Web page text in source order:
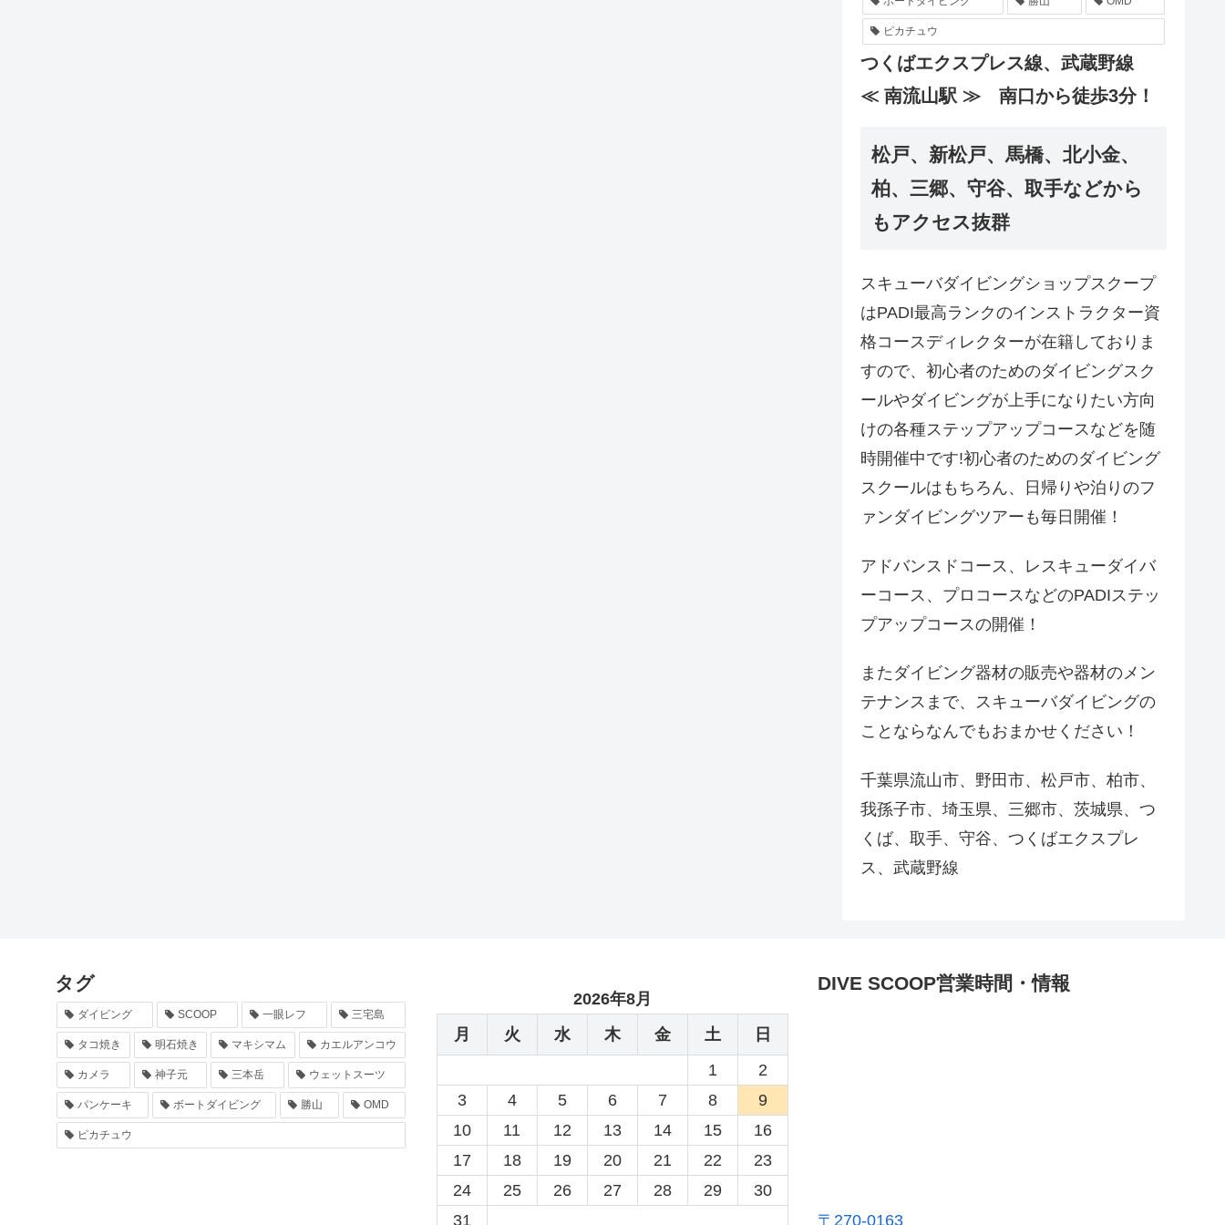
ピカチュウ
つくばエクスプレス線、武蔵野線
≪ 南流山駅 ≫ 南口から徒歩3分！
松戸、新松戸、馬橋、北小金、
柏、三郷、守谷、取手などから
もアクセス抜群
スキューバダイビングショップスクープ
はPADI最高ランクのインストラクター資
格コースディレクターが在籍しておりま
すので、初心者のためのダイビングスク
ールやダイビングが上手になりたい方向
けの各種ステップアップコースなどを随
時開催中です!初心者のためのダイビング
スクールはもちろん、日帰りや泊りのフ
ァンダイビングツアーも毎日開催！
アドバンスドコース、レスキューダイバ
ーコース、プロコースなどのPADIステッ
プアップコースの開催！
またダイビング器材の販売や器材のメン
テナンスまで、スキューバダイビングの
ことならなんでもおまかせください！
千葉県流山市、野田市、松戸市、柏市、
我孫子市、埼玉県、三郷市、茨城県、つ
くば、取手、守谷、つくばエクスプレ
ス、武蔵野線
タグ
ダイビング SCOOP 一眼レフ 三宅島
タコ焼き 明石焼き マキシマム カエルアンコウ
カメラ 神子元 三本岳 ウェットスーツ
パンケーキ ボートダイビング 勝山 OMD
ピカチュウ
2026年8月
月
火 水 木 金 土
日
1
2
3
4 5 6 7 8
9
10
11 12 13 14 15
16
17
18 19 20 21 22
23
24
25 26 27 28 29
30
31
DIVE SCOOP営業時間・情報
〒270-0163